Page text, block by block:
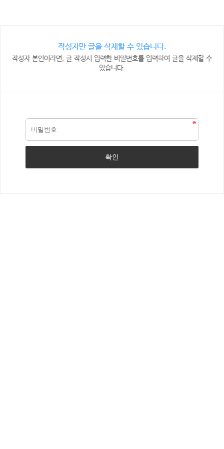
작성자만 글을 삭제할 수 있습니다.
작성자 본인이라면, 글 작성시 입력한 비밀번호를 입력하여 글을 삭제할 수
있습니다.